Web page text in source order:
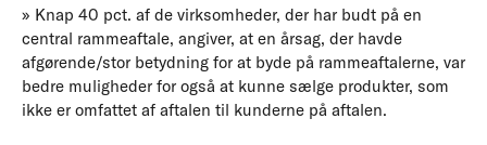
» Knap 40 pct. af de virksomheder, der har budt på en
central rammeaftale, angiver, at en årsag, der havde
afgørende/stor betydning for at byde på rammeaftalerne, var
bedre muligheder for også at kunne sælge produkter, som
ikke er omfattet af aftalen til kunderne på aftalen.